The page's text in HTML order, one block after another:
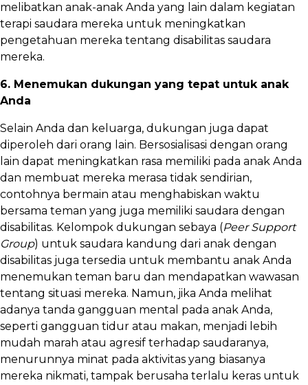
melibatkan anak-anak Anda yang lain dalam kegiatan
terapi saudara mereka untuk meningkatkan
pengetahuan mereka tentang disabilitas saudara
mereka.
6. Menemukan dukungan yang tepat untuk anak
Anda
Selain Anda dan keluarga, dukungan juga dapat
diperoleh dari orang lain. Bersosialisasi dengan orang
lain dapat meningkatkan rasa memiliki pada anak Anda
dan membuat mereka merasa tidak sendirian,
contohnya bermain atau menghabiskan waktu
bersama teman yang juga memiliki saudara dengan
disabilitas. Kelompok dukungan sebaya (Peer Support
Group) untuk saudara kandung dari anak dengan
disabilitas juga tersedia untuk membantu anak Anda
menemukan teman baru dan mendapatkan wawasan
tentang situasi mereka. Namun, jika Anda melihat
adanya tanda gangguan mental pada anak Anda,
seperti gangguan tidur atau makan, menjadi lebih
mudah marah atau agresif terhadap saudaranya,
menurunnya minat pada aktivitas yang biasanya
mereka nikmati, tampak berusaha terlalu keras untuk